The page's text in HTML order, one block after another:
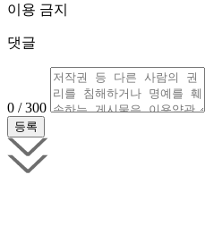
이용 금지
댓글
0 / 300